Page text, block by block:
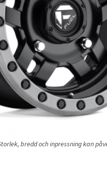
bredd och inpressning kan